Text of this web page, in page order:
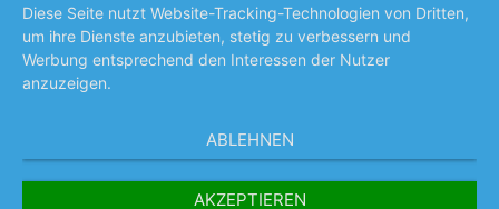
Widerrufsrecht
AGB
Diese Seite nutzt Website-Tracking-Technologien von Dritten,
um ihre Dienste anzubieten, stetig zu verbessern und
Werbung entsprechend den Interessen der Nutzer
anzuzeigen.
ABLEHNEN
AKZEPTIEREN